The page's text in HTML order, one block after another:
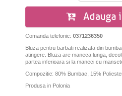
Adauga
Comanda telefonic: 0371236350
Bluza pentru barbati realizata din
atingere. Bluza are maneca lunga,
partea inferioara si la maneci cu
Compozitie: 80% Bumbac, 15%
Produsa in Polonia